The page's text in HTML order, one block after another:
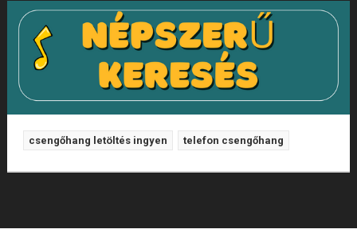
csengőhang letöltés ingyen telefon csengőhang